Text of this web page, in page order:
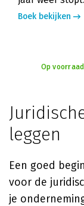
Boek bekijken
Op
leggen
Een goed
voor de
je